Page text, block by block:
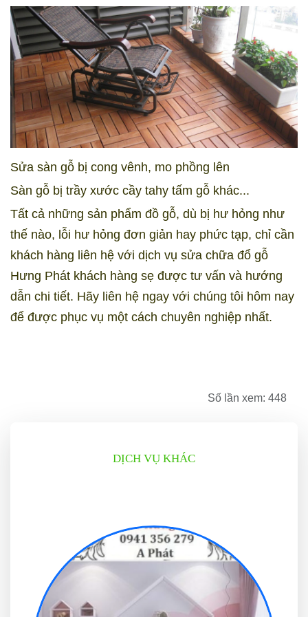
Sửa sàn gỗ bị cong vênh, mo phồng lên
Sàn gỗ bị trầy xước cầy tahy tấm gỗ khác...
Tất cả những sản phẩm đồ gỗ, dù bị hư hỏng như
thế nào, lỗi hư hỏng đơn giản hay phức tạp, chỉ cần
khách hàng liên hệ với dịch vụ sửa chữa đổ gỗ
Hưng Phát khách hàng sẹ được tư vấn và hướng
dẫn chi tiết. Hãy liên hệ ngay với chúng tôi hôm nay
để được phục vụ một cách chuyên nghiệp nhất.
Số lần xem: 448
DỊCH VỤ KHÁC